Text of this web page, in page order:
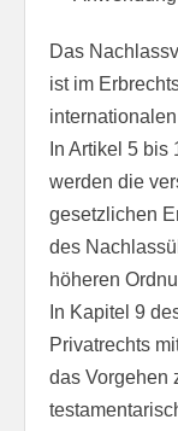
Das
ist im
In Artikel 5
werden die
gesetzlichen
des
höheren
In Kapitel 9
Privatrechts
das Vorgehen